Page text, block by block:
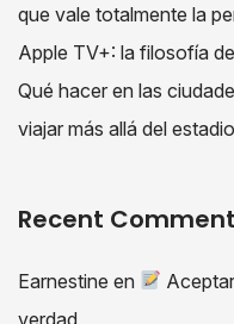
que vale totalmente la
Apple TV+: la filosofía
Qué hacer en las
viajar más allá del estadio
Recent
Earnestine en
verdad